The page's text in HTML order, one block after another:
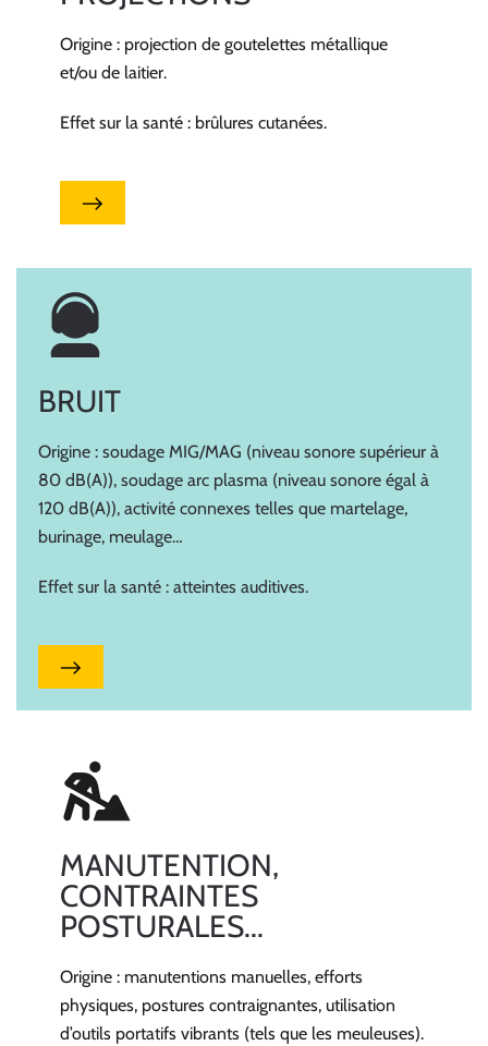
Origine : projection de goutelettes métallique
et/ou de laitier.
Effet sur la santé : brûlures cutanées.
BRUIT
Origine : soudage MIG/MAG (niveau sonore supérieur à
80 dB(A)), soudage arc plasma (niveau sonore égal à
120 dB(A)), activité connexes telles que martelage,
burinage, meulage…
Effet sur la santé : atteintes auditives.
MANUTENTION,
CONTRAINTES
POSTURALES...
Origine : manutentions manuelles, efforts
physiques, postures contraignantes, utilisation
d’outils portatifs vibrants (tels que les meuleuses).